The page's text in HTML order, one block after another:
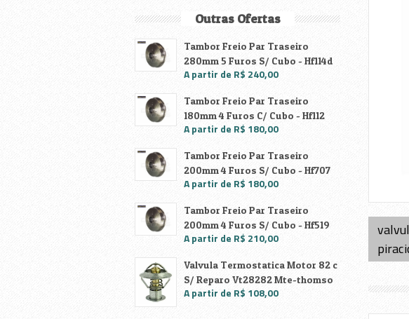
Peças Veiculos
Outras Ofertas
Tambor Freio Par Traseiro
280mm 5 Furos S/ Cubo - Hf114d
A partir de R$ 240,00
Tambor Freio Par Traseiro
180mm 4 Furos C/ Cubo - Hf112
A partir de R$ 180,00
Tambor Freio Par Traseiro
200mm 4 Furos S/ Cubo - Hf707
A partir de R$ 180,00
Tambor Freio Par Traseiro
200mm 4 Furos S/ Cubo - Hf519
A partir de R$ 210,00
Valvula Termostatica Motor 82 c
S/ Reparo Vt28282 Mte-thomso
A partir de R$ 108,00